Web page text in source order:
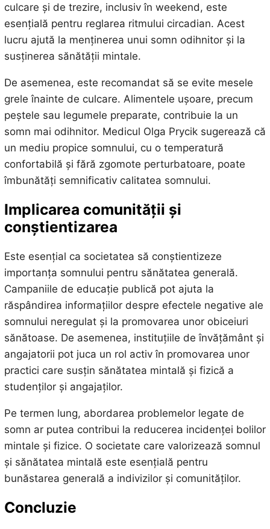
culcare și de trezire, inclusiv în weekend, este
esențială pentru reglarea ritmului circadian. Acest
lucru ajută la menținerea unui somn odihnitor și la
susținerea sănătății mintale.
De asemenea, este recomandat să se evite mesele
grele înainte de culcare. Alimentele ușoare, precum
peștele sau legumele preparate, contribuie la un
somn mai odihnitor. Medicul Olga Prycik sugerează că
un mediu propice somnului, cu o temperatură
confortabilă și fără zgomote perturbatoare, poate
îmbunătăți semnificativ calitatea somnului.
Implicarea comunității și
conștientizarea
Este esențial ca societatea să conștientizeze
importanța somnului pentru sănătatea generală.
Campaniile de educație publică pot ajuta la
răspândirea informațiilor despre efectele negative ale
somnului neregulat și la promovarea unor obiceiuri
sănătoase. De asemenea, instituțiile de învățământ și
angajatorii pot juca un rol activ în promovarea unor
practici care susțin sănătatea mintală și fizică a
studenților și angajaților.
Pe termen lung, abordarea problemelor legate de
somn ar putea contribui la reducerea incidenței bolilor
mintale și fizice. O societate care valorizează somnul
și sănătatea mintală este esențială pentru
bunăstarea generală a indivizilor și comunităților.
Concluzie